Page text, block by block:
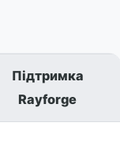
Підтримка
Rayforge